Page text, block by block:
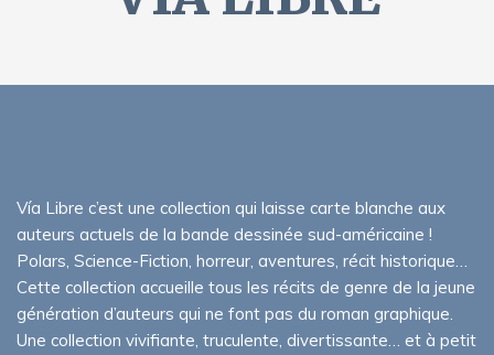
Vía Libre c’est une collection qui laisse carte blanche aux
auteurs actuels de la bande dessinée sud-américaine !
Polars, Science-Fiction, horreur, aventures, récit historique…
Cette collection accueille tous les récits de genre de la jeune
génération d’auteurs qui ne font pas du roman graphique.
Une collection vivifiante, truculente, divertissante… et à petit